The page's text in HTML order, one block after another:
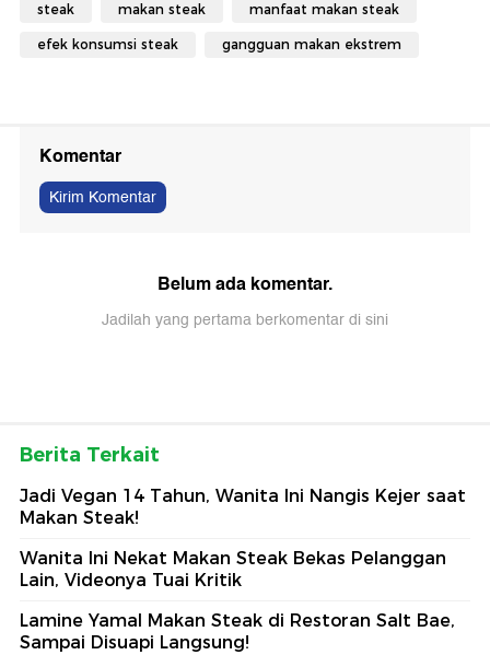
steak makan steak manfaat makan steak
efek konsumsi steak gangguan makan ekstrem
Komentar
Kirim Komentar
Belum ada komentar.
Jadilah yang pertama berkomentar di sini
Berita Terkait
Jadi Vegan 14 Tahun, Wanita Ini Nangis Kejer saat
Makan Steak!
Wanita Ini Nekat Makan Steak Bekas Pelanggan
Lain, Videonya Tuai Kritik
Lamine Yamal Makan Steak di Restoran Salt Bae,
Sampai Disuapi Langsung!